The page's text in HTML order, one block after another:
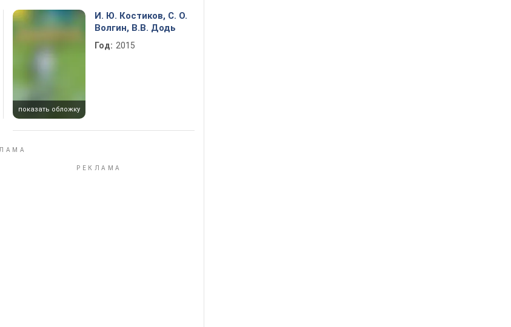
показать обложку
И. Ю. Костиков, С. О.
Волгин, В.В. Додь
Год: 2015